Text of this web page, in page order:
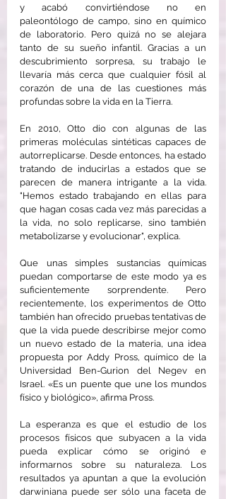
y acabó convirtiéndose no en
paleontólogo de campo, sino en químico
de laboratorio. Pero quizá no se alejara
tanto de su sueño infantil. Gracias a un
descubrimiento sorpresa, su trabajo le
llevaría más cerca que cualquier fósil al
corazón de una de las cuestiones más
profundas sobre la vida en la Tierra.
En 2010, Otto dio con algunas de las
primeras moléculas sintéticas capaces de
autorreplicarse. Desde entonces, ha estado
tratando de inducirlas a estados que se
parecen de manera intrigante a la vida.
"Hemos estado trabajando en ellas para
que hagan cosas cada vez más parecidas a
la vida, no solo replicarse, sino también
metabolizarse y evolucionar", explica.
Que unas simples sustancias químicas
puedan comportarse de este modo ya es
suficientemente sorprendente. Pero
recientemente, los experimentos de Otto
también han ofrecido pruebas tentativas de
que la vida puede describirse mejor como
un nuevo estado de la materia, una idea
propuesta por Addy Pross, químico de la
Universidad Ben-Gurion del Negev en
Israel. «Es un puente que une los mundos
físico y biológico», afirma Pross.
La esperanza es que el estudio de los
procesos físicos que subyacen a la vida
pueda explicar cómo se originó e
informarnos sobre su naturaleza. Los
resultados ya apuntan a que la evolución
darwiniana puede ser sólo una faceta de